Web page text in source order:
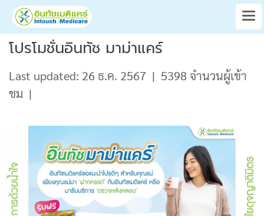
โปรโมชั่นอินทัช มาม่าแคร์
Last updated: 26 ธ.ค. 2567 | 5398 จำนวนผู้เข้า
ชม |